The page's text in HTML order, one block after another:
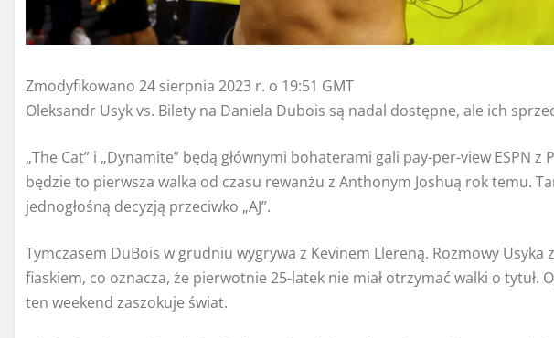
Zmodyfikowano 24 sierpnia 2023 r. o 19:51 GMT
Oleksandr Usyk vs. Bilety na Daniela Dubois są nadal dostępne, ale ich
„The Cat” i „Dynamite” będą głównymi bohaterami gali pay-per-view ESPN
będzie to pierwsza walka od czasu rewanżu z Anthonym Joshuą rok temu.
jednogłośną decyzją przeciwko „AJ”.
Tymczasem DuBois w grudniu wygrywa z Kevinem Llereną. Rozmowy Usyka
fiaskiem, co oznacza, że ​​pierwotnie 25-latek nie miał otrzymać walki o tytuł.
ten weekend zaszokuje świat.